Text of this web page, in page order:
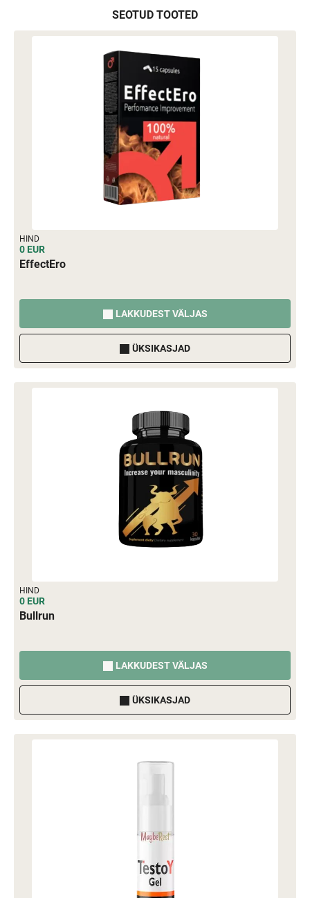
SEOTUD TOOTED
HIND
0 EUR
EffectEro
LAKKUDEST VÄLJAS
ÜKSIKASJAD
HIND
0 EUR
Bullrun
LAKKUDEST VÄLJAS
ÜKSIKASJAD